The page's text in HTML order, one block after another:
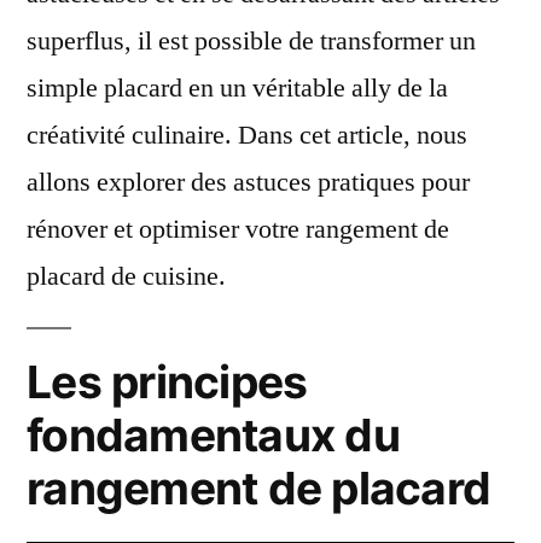
superflus, il est possible de transformer un
simple placard en un véritable ally de la
créativité culinaire. Dans cet article, nous
allons explorer des astuces pratiques pour
rénover et optimiser votre rangement de
placard de cuisine.
Les principes
fondamentaux du
rangement de placard